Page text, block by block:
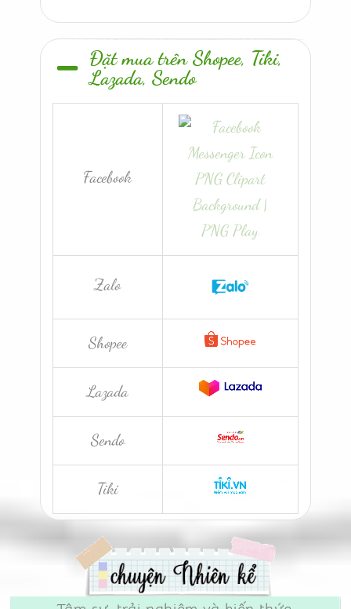
Đặt mua trên Shopee, Tiki,
Lazada, Sendo
Facebook
Zalo
Shopee
Lazada
Sendo
Tiki